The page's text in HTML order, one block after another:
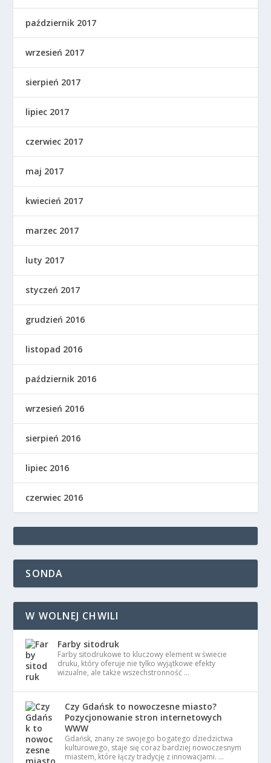
październik 2017
wrzesień 2017
sierpień 2017
lipiec 2017
czerwiec 2017
maj 2017
kwiecień 2017
marzec 2017
luty 2017
styczeń 2017
grudzień 2016
listopad 2016
październik 2016
wrzesień 2016
sierpień 2016
lipiec 2016
czerwiec 2016
SONDA
W WOLNEJ CHWILI
Farby sitodruk
Farby sitodrukowe to kluczowy element w świecie
druku, który oferuje nie tylko wyjątkowe efekty
wizualne, ale także wszechstronność …
Czy Gdańsk to nowoczesne miasto?
Pozycjonowanie stron internetowych
WWW
Gdańsk, znany ze swojego bogatego dziedzictwa
kulturowego, staje się coraz bardziej nowoczesnym
miastem, które łączy tradycję z innowacjami. …